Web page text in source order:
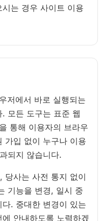
는 경우 사이트 이용
저에서 바로 실행되는
모든 도구는 표준 웹
통해 이용자의 브라우
가입 없이 누구나 이용
되지 않습니다.
당사는 사전 통지 없이
기능을 변경, 일시 중
. 중대한 변경이 있는
안내하도록 노력하겠